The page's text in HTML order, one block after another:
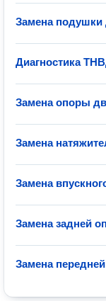
Замена подушки
Диагностика
Замена опоры
Замена
Замена
Замена задней
Замена